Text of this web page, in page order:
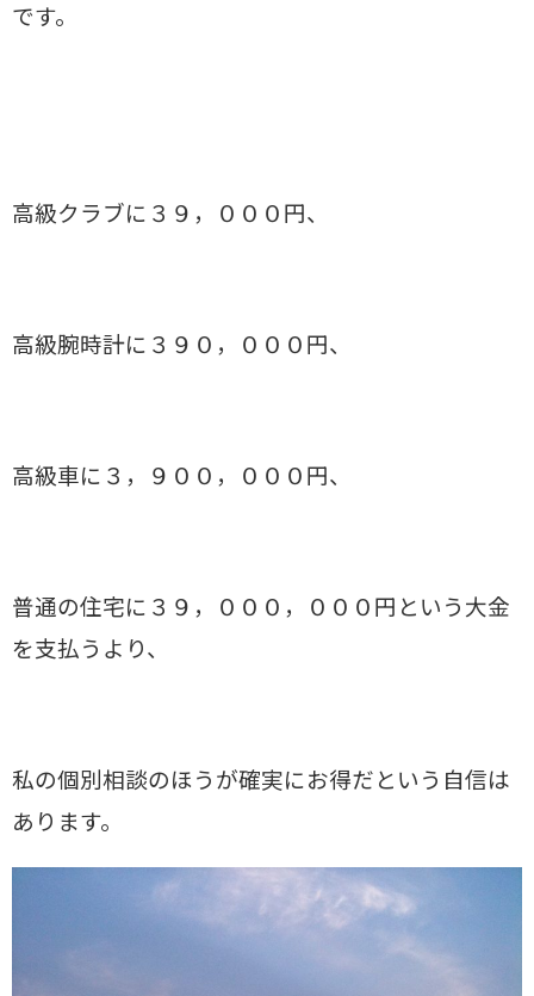
です。
高級クラブに３９，０００円、
高級腕時計に３９０，０００円、
高級車に３，９００，０００円、
普通の住宅に３９，０００，０００円という大金
を支払うより、
私の個別相談のほうが確実にお得だという自信は
あります。